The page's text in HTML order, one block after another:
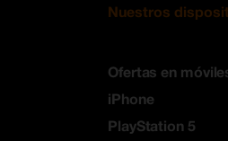
Nuestros
Ofertas en
iPhone
PlayStation 5